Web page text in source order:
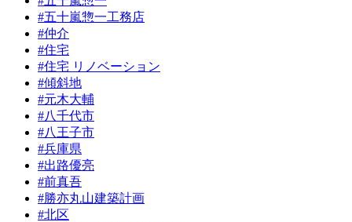
#五十嵐惣一工務店
#仲介
#住宅
#住宅 リノベーション
#傾斜地
#元木大輔
#八千代市
#八王子市
#兵庫県
#出路優亮
#前真吾
#勝亦丸山建築計画
#北区